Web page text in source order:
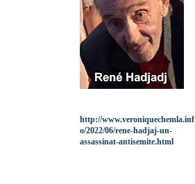
http://www.veroniquechemla.inf
o/2022/06/rene-hadjaj-un-
assassinat-antisemite.html